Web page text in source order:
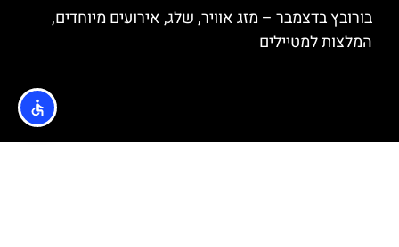
בורובץ בדצמבר – מזג אוויר, שלג, אירועים מיוחדים,
המלצות למטיילים